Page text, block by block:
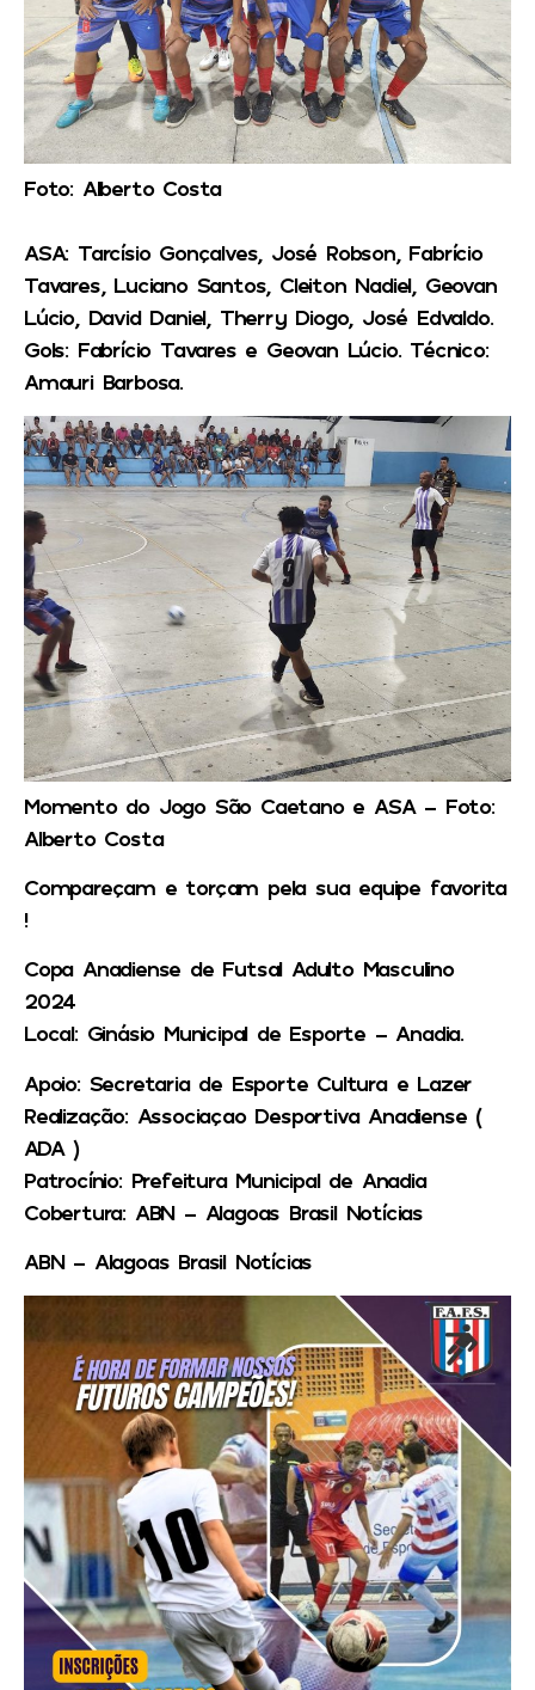
Foto: Alberto Costa
ASA: Tarcísio Gonçalves, José Robson, Fabrício
Tavares, Luciano Santos, Cleiton Nadiel, Geovan
Lúcio, David Daniel, Therry Diogo, José Edvaldo.
Gols: Fabrício Tavares e Geovan Lúcio. Técnico:
Amauri Barbosa.
Momento do Jogo São Caetano e ASA – Foto:
Alberto Costa
Compareçam e torçam pela sua equipe favorita
!
Copa Anadiense de Futsal Adulto Masculino
2024
Local: Ginásio Municipal de Esporte – Anadia.
Apoio:Secretaria de Esporte Cultura e Lazer
Realização:Associaçao Desportiva Anadiense (
ADA )
Patrocínio:Prefeitura Municipal de Anadia
Cobertura: ABN – Alagoas Brasil Notícias
ABN – Alagoas Brasil Notícias